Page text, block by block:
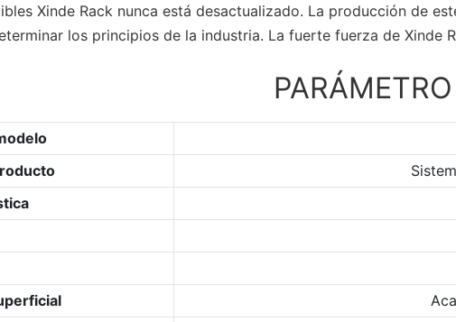
Xinde Rack nunca está desactualizado. La producción de
los principios de la industria. La fuerte fuerza de Xinde
PARÁMETRO